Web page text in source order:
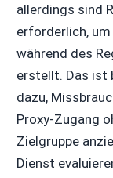
allerdings sind
erforderlich,
während des
erstellt. Das ist
dazu,
Proxy-Zugang
Zielgruppe
Dienst